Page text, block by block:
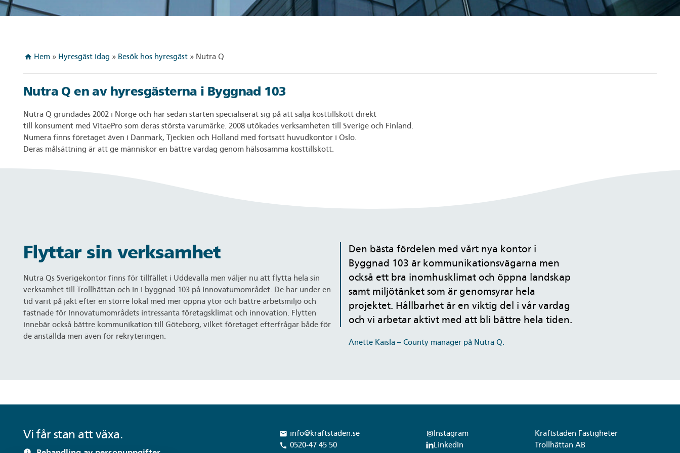
home Hem» Hyresgäst idag » Besök hos hyresgäst» Nutra Q
Nutra Q en av hyresgästerna i Byggnad 103
Nutra Q grundades 2002 i Norge och har sedan starten specialiserat sig på att sälja kosttillskott direkt
till konsument med VitaePro som deras största varumärke. 2008 utökades verksamheten till Sverige och Finland.
Numera finns företaget även i Danmark, Tjeckien och Holland med fortsatt huvudkontor i Oslo.
Deras målsättning är att ge människor en bättre vardag genom hälsosamma kosttillskott.
Flyttar sin verksamhet
Nutra Qs Sverigekontor finns för tillfället i Uddevalla men väljer nu att flytta hela sin
verksamhet till Trollhättan och in i byggnad 103 på Innovatumområdet. De har under en
tid varit på jakt efter en större lokal med mer öppna ytor och bättre arbetsmiljö och
fastnade för Innovatumområdets intressanta företagsklimat och innovation. Flytten
innebär också bättre kommunikation till Göteborg, vilket företaget efterfrågar både för
de anställda men även för rekryteringen.
Den bästa fördelen med vårt nya kontor i
Byggnad 103 är kommunikationsvägarna men
också ett bra inomhusklimat och öppna landskap
samt miljötänket som är genomsyrar hela
projektet. Hållbarhet är en viktig del i vår vardag
och vi arbetar aktivt med att bli bättre hela tiden.
Anette Kaisla – County manager på Nutra Q.
Vi får stan att växa. local_post_office info@kraftstaden.se
call 0520-47 45 50
Instagram
LinkedIn
Kraftstaden Fastigheter
Trollhättan AB